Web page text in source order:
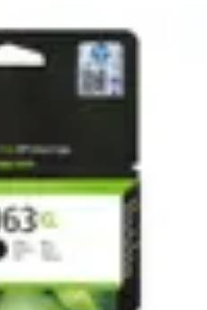
Sélection d'expertsDiagnostics